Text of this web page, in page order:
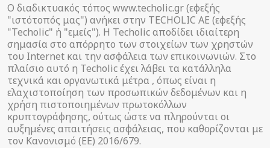
Ο διαδικτυακός τόπος www.techolic.gr (εφεξής
"ιστότοπός μας") ανήκει στην TECHOLIC AE (εφεξής
"Techolic" ή "εμείς"). Η Techolic αποδίδει ιδιαίτερη
σημασία στο απόρρητο των στοιχείων των χρηστών
του Internet και την ασφάλεια των επικοινωνιών. Στο
πλαίσιο αυτό η Techolic έχει λάβει τα κατάλληλα
τεχνικά και οργανωτικά μέτρα , όπως είναι η
ελαχιστοποίηση των προσωπικών δεδομένων και η
χρήση πιστοποιημένων πρωτοκόλλων
κρυπτογράφησης, ούτως ώστε να πληρούνται οι
αυξημένες απαιτήσεις ασφάλειας, που καθορίζονται με
τον Κανονισμό (ΕΕ) 2016/679.